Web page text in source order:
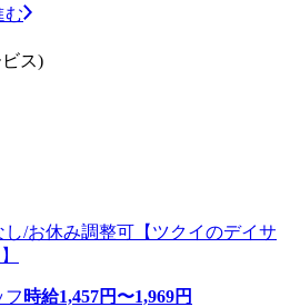
む
ス)
/お休み調整可【ツクイのデイサ
フ 時給1,457円〜1,969円